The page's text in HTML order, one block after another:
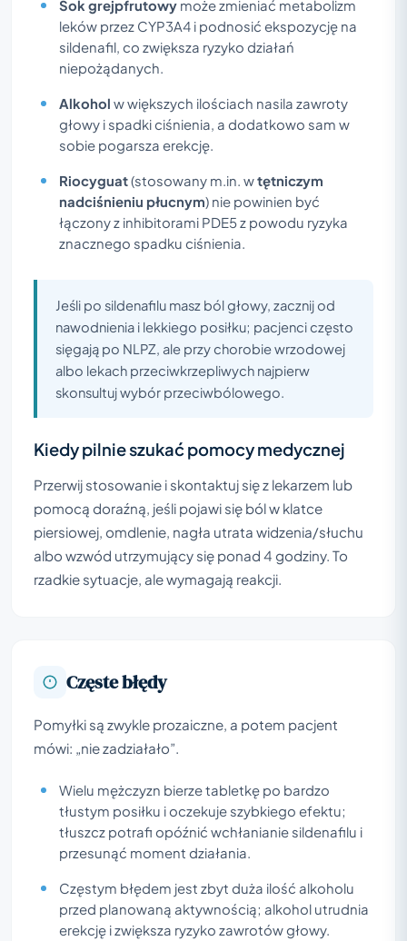
Sok grejpfrutowy może zmieniać metabolizm
leków przez CYP3A4 i podnosić ekspozycję na
sildenafil, co zwiększa ryzyko działań
niepożądanych.
Alkohol w większych ilościach nasila zawroty
głowy i spadki ciśnienia, a dodatkowo sam w
sobie pogarsza erekcję.
Riocyguat(stosowany m.in. wtętniczym
nadciśnieniu płucnym) nie powinien być
łączony z inhibitorami PDE5 z powodu ryzyka
znacznego spadku ciśnienia.
Jeśli po sildenafilu masz ból głowy, zacznij od
nawodnienia i lekkiego posiłku; pacjenci często
sięgają po NLPZ, ale przy chorobie wrzodowej
albo lekach przeciwkrzepliwych najpierw
skonsultuj wybór przeciwbólowego.
Kiedy pilnie szukać pomocy medycznej
Przerwij stosowanie i skontaktuj się z lekarzem lub
pomocą doraźną, jeśli pojawi się ból w klatce
piersiowej, omdlenie, nagła utrata widzenia/słuchu
albo wzwód utrzymujący się ponad 4 godziny. To
rzadkie sytuacje, ale wymagają reakcji.
Częste błędy
Pomyłki są zwykle prozaiczne, a potem pacjent
mówi: „nie zadziałało”.
Wielu mężczyzn bierze tabletkę po bardzo
tłustym posiłku i oczekuje szybkiego efektu;
tłuszcz potrafi opóźnić wchłanianie sildenafilu i
przesunąć moment działania.
Częstym błędem jest zbyt duża ilość alkoholu
przed planowaną aktywnością; alkohol utrudnia
erekcję i zwiększa ryzyko zawrotów głowy.